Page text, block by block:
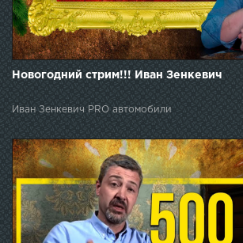
Новогодний стрим!!! Иван Зенкевич
Иван Зенкевич PRO автомобили